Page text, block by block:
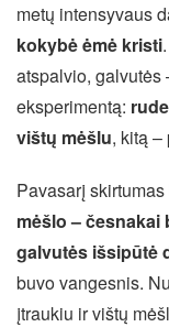
metų intensyvaus
kokybė ėmė kristi
atspalvio, galvutės
eksperimentą:
vištų mėšlu, kitą
Pavasarį
mėšlo – česnakai
galvutės išsipūtė
buvo vangesnis.
įtraukiu ir vištų